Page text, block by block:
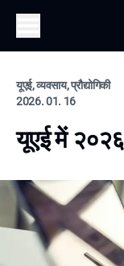
यूएई, व्यवसाय, प्रौद्योगिकी
2026. 01. 16
यूएई में २०२६